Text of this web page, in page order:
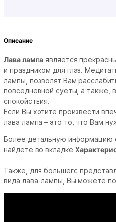
Описание
Лава лампа является
и праздником для глаз.
лампы, позволят Вам
повседневной суеты, а также,
спокойствия.
Если Вы хотите произвести
лава лампа – это то, что Вам
Более детальную информацию
найдете во вкладке
Также, для большего
вида лава-лампы, Вы можете